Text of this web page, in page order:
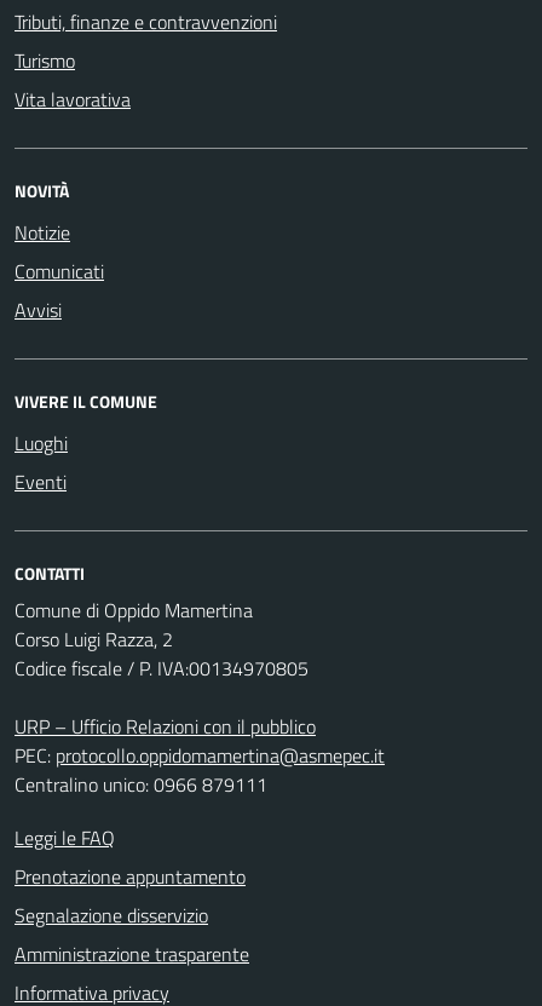
Tributi, finanze e contravvenzioni
Turismo
Vita lavorativa
NOVITÀ
Notizie
Comunicati
Avvisi
VIVERE IL COMUNE
Luoghi
Eventi
CONTATTI
Comune di Oppido Mamertina
Corso Luigi Razza, 2
Codice fiscale / P. IVA:00134970805
URP – Ufficio Relazioni con il pubblico
PEC: protocollo.oppidomamertina@asmepec.it
Centralino unico: 0966 879111
Leggi le FAQ
Prenotazione appuntamento
Segnalazione disservizio
Amministrazione trasparente
Informativa privacy